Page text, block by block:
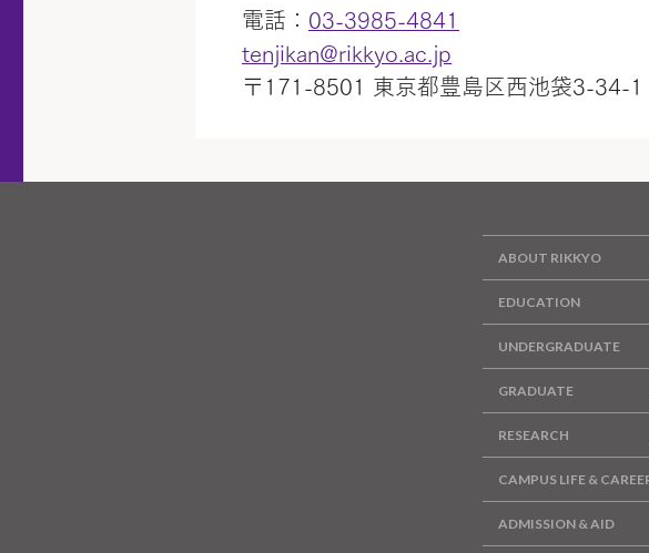
電話： 03-3985-4841
tenjikan@rikkyo.ac.jp
〒171-8501 東京都豊島区西池袋3-34-1